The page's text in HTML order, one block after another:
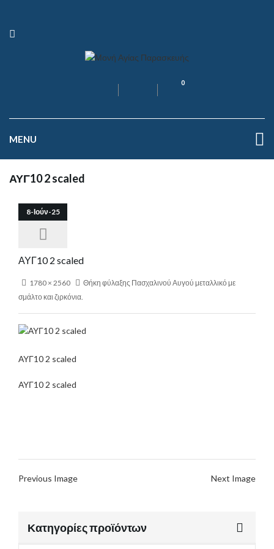
0
MENU
ΑΥΓ10 2 scaled
8-Ιούν-25
ΑΥΓ10 2 scaled
1780 × 2560
Θήκη φύλαξης Πασχαλινού Αυγού μεταλλικό με
σμάλτο και ζιρκόνια.
ΑΥΓ10 2 scaled
ΑΥΓ10 2 scaled
Previous Image Next Image
Κατηγορίες προϊόντων